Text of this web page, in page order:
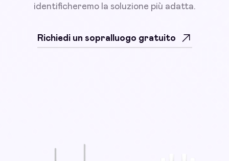
identificheremo la soluzione più adatta.
Richiedi un sopralluogo gratuito